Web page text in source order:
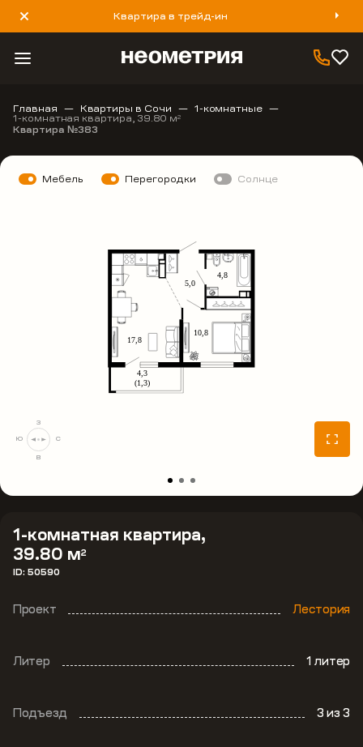
Квартира в трейд-ин
8 800 777 40 93
Главная Квартиры в Сочи 1-комнатные
1-комнатная квартира, 39.80 м2
Квартира №383
1-комнатная квартира,
39.80 м2
ID: 50590
Проект Лестория
Литер 1 литер
Подъезд 3из 3
Мебель Перегородки Солнце
С
В
Ю
З